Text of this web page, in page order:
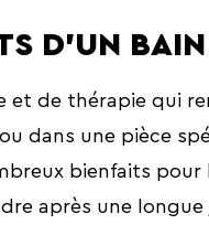
D’UN
de thérapie qui
dans une pièce
bienfaits
après une